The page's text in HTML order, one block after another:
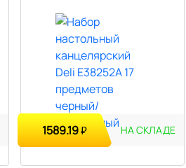
1589.19₽ НА СКЛАДЕ